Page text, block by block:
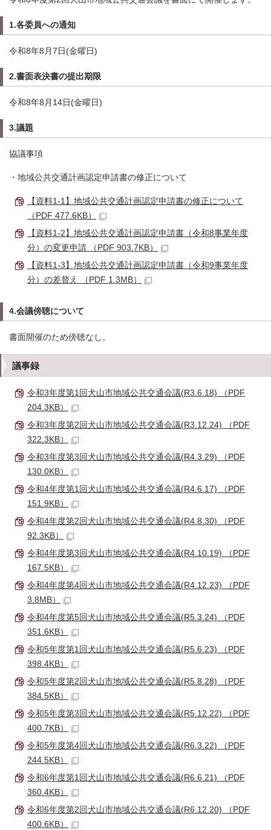
1.各委員への通知
令和8年8月7日(金曜日)
2.書面表決書の提出期限
令和8年8月14日(金曜日)
3.議題
協議事項
・地域公共交通計画認定申請書の修正について
【資料1-1】地域公共交通計画認定申請書の修正について
（PDF 477.6KB）
【資料1-2】地域公共交通計画認定申請書（令和8事業年度
分）の変更申請 （PDF 903.7KB）
【資料1-3】地域公共交通計画認定申請書（令和9事業年度
分）の差替え （PDF 1.3MB）
4.会議傍聴について
書面開催のため傍聴なし。
議事録
令和3年度第1回犬山市地域公共交通会議(R3.6.18) （PDF
204.3KB）
令和3年度第2回犬山市地域公共交通会議(R3.12.24) （PDF
322.3KB）
令和3年度第3回犬山市地域公共交通会議(R4.3.29) （PDF
130.0KB）
令和4年度第1回犬山市地域公共交通会議(R4.6.17) （PDF
151.9KB）
令和4年度第2回犬山市地域公共交通会議(R4.8.30) （PDF
92.3KB）
令和4年度第3回犬山市地域公共交通会議(R4.10.19) （PDF
167.5KB）
令和4年度第4回犬山市地域公共交通会議(R4.12.23) （PDF
3.8MB）
令和4年度第5回犬山市地域公共交通会議(R5.3.24) （PDF
351.6KB）
令和5年度第1回犬山市地域公共交通会議(R5.6.23) （PDF
398.4KB）
令和5年度第2回犬山市地域公共交通会議(R5.8.28) （PDF
384.5KB）
令和5年度第3回犬山市地域公共交通会議(R5.12.22) （PDF
400.7KB）
令和5年度第4回犬山市地域公共交通会議(R6.3.22) （PDF
244.5KB）
令和6年度第1回犬山市地域公共交通会議(R6.6.21) （PDF
360.4KB）
令和6年度第2回犬山市地域公共交通会議(R6.12.20) （PDF
400.6KB）